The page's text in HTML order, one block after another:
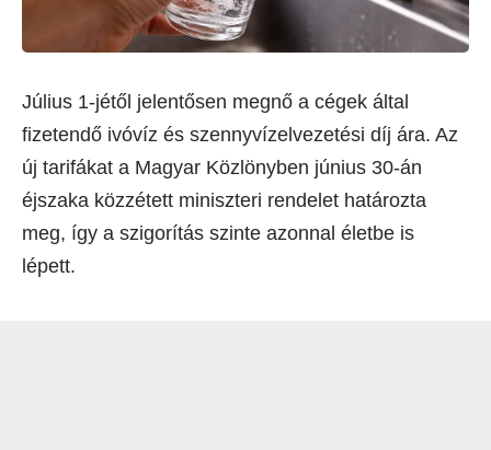
Július 1-jétől jelentősen megnő a cégek által
fizetendő ivóvíz és szennyvízelvezetési díj ára. Az
új tarifákat a Magyar Közlönyben június 30-án
éjszaka közzétett miniszteri rendelet határozta
meg, így a szigorítás szinte azonnal életbe is
lépett.